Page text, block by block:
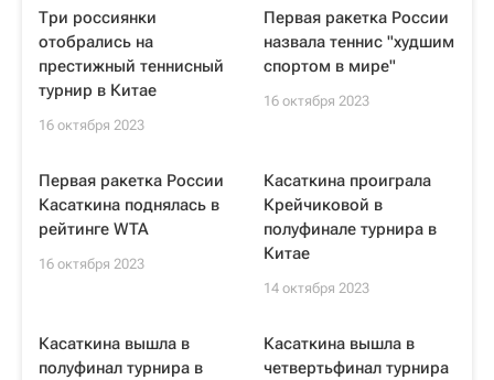
Три россиянки
отобрались на
престижный теннисный
турнир в Китае
16 октября 2023
Первая ракетка России
назвала теннис "худшим
спортом в мире"
16 октября 2023
Первая ракетка России
Касаткина поднялась в
рейтинге WTA
16 октября 2023
Касаткина проиграла
Крейчиковой в
полуфинале турнира в
Китае
14 октября 2023
Касаткина вышла в
полуфинал турнира в
Касаткина вышла в
четвертьфинал турнира